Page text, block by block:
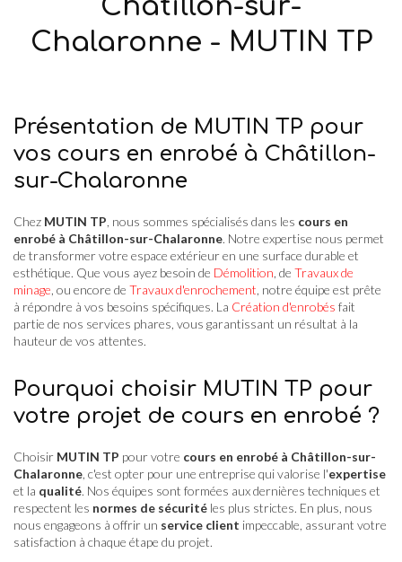
Chalaronne - MUTIN TP
Présentation de MUTIN TP pour
vos cours en enrobé à Châtillon-
sur-Chalaronne
Chez MUTIN TP , nous sommes spécialisés dans les cours en
enrobé à Châtillon-sur-Chalaronne. Notre expertise nous permet
de transformer votre espace extérieur en une surface durable et
esthétique. Que vous ayez besoin de Démolition , de Travaux de
minage , ou encore de Travaux d'enrochement , notre équipe est prête
à répondre à vos besoins spécifiques. La Création d'enrobés fait
partie de nos services phares, vous garantissant un résultat à la
hauteur de vos attentes.
Pourquoi choisir MUTIN TP pour
votre projet de cours en enrobé ?
Choisir MUTIN TP pour votre cours en enrobé à Châtillon-sur-
Chalaronne , c'est opter pour une entreprise qui valorise l'expertise
et la qualité. Nos équipes sont formées aux dernières techniques et
respectent les normes de sécurité les plus strictes. En plus, nous
nous engageons à offrir un service client impeccable, assurant votre
satisfaction à chaque étape du projet.